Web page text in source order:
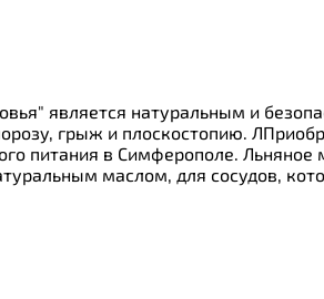
является натуральным и
грыж и плоскостопию.
питания в Симферополе.
маслом, для сосудов,